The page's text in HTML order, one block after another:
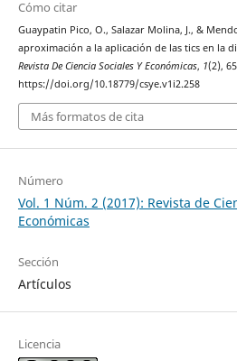
Cómo citar
Guaypatin Pico, O., Salazar Molina, J., &
aproximación a la aplicación de las tics en la
Revista De Ciencia Sociales Y Económicas, 1(2),
https://doi.org/10.18779/csye.v1i2.258
Más formatos de cita
Número
Vol. 1 Núm. 2 (2017): Revista de
Económicas
Sección
Artículos
Licencia